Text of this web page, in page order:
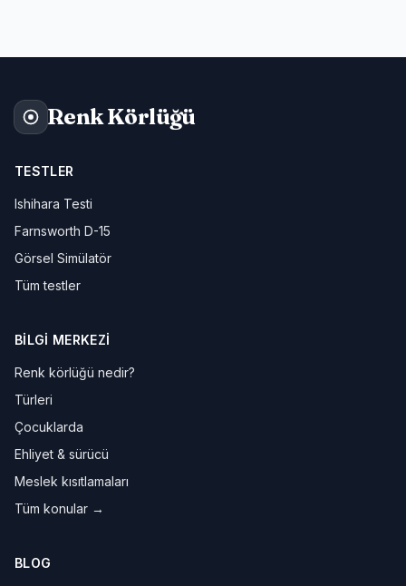
Renk Körlüğü
TESTLER
Ishihara Testi
Farnsworth D-15
Görsel Simülatör
Tüm testler
BILGI MERKEZI
Renk körlüğü nedir?
Türleri
Çocuklarda
Ehliyet & sürücü
Meslek kısıtlamaları
Tüm konular →
BLOG